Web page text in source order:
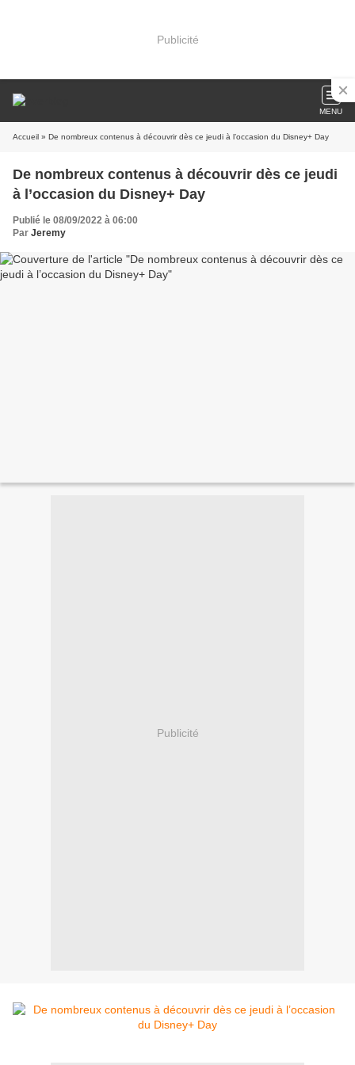
Publicité
MENU
Accueil » De nombreux contenus à découvrir dès ce jeudi à l’occasion du Disney+ Day
De nombreux contenus à découvrir dès ce jeudi
à l’occasion du Disney+ Day
Publié le 08/09/2022 à 06:00
Par Jeremy
Publicité